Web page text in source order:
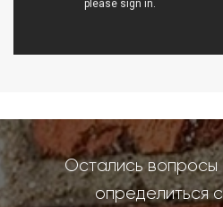
Остались вопросы
определиться